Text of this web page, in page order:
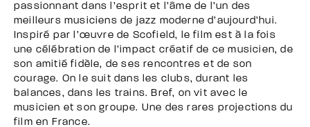
passionnant dans l’esprit et l’âme de l’un des
meilleurs musiciens de jazz moderne d’aujourd’hui.
Inspiré par l’œuvre de Scofield, le film est à la fois
une célébration de l’impact créatif de ce musicien, de
son amitié fidèle, de ses rencontres et de son
courage. On le suit dans les clubs, durant les
balances, dans les trains. Bref, on vit avec le
musicien et son groupe. Une des rares projections du
film en France.